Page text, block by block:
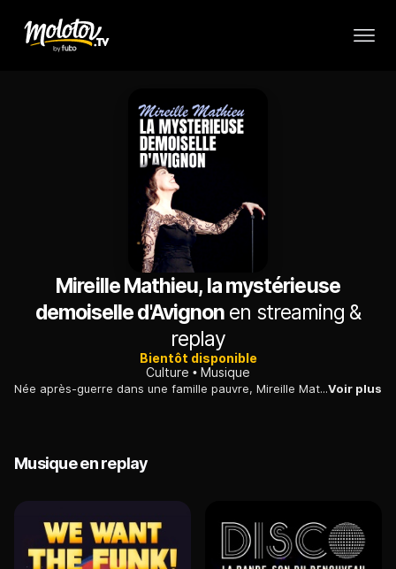
Mireille Mathieu, la mystérieuse
demoiselle d'Avignon en streaming &
replay
Bientôt disponible
Culture
Musique
Née après-guerre dans une famille pauvre, Mireille Mathieu a réalisé son rêve : devenir une chanteuse aussi célèbre que son idole, Edith Piaf.Voir plus
Musique en replay